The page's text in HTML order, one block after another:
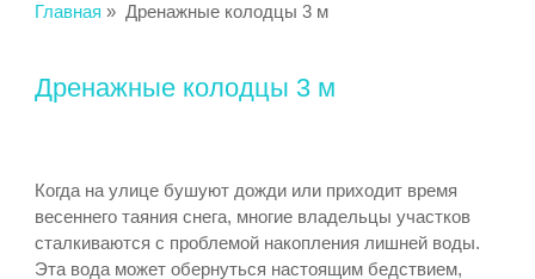
Главная » Дренажные колодцы 3 м
Дренажные колодцы 3 м
Когда на улице бушуют дожди или приходит время
весеннего таяния снега, многие владельцы участков
сталкиваются с проблемой накопления лишней воды.
Эта вода может обернуться настоящим бедствием,